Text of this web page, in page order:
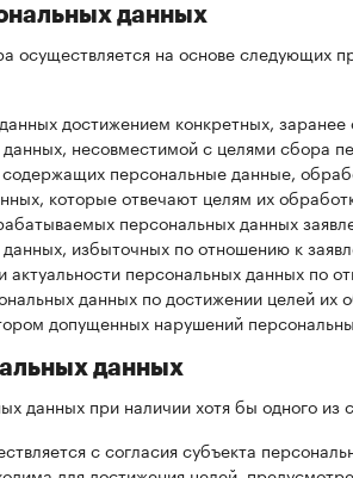
данных
осуществляется на основе следующих
достижением конкретных,
несовместимой с целями сбора
персональные данные,
которые отвечают целям их
персональных данных
избыточных по отношению к
актуальности персональных данных по
данных по достижении целей
допущенных нарушений
данных
данных при наличии хотя бы одного из
с согласия субъекта